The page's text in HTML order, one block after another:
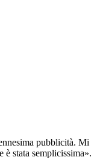
pubblicità. Mi
è stata semplicissima».